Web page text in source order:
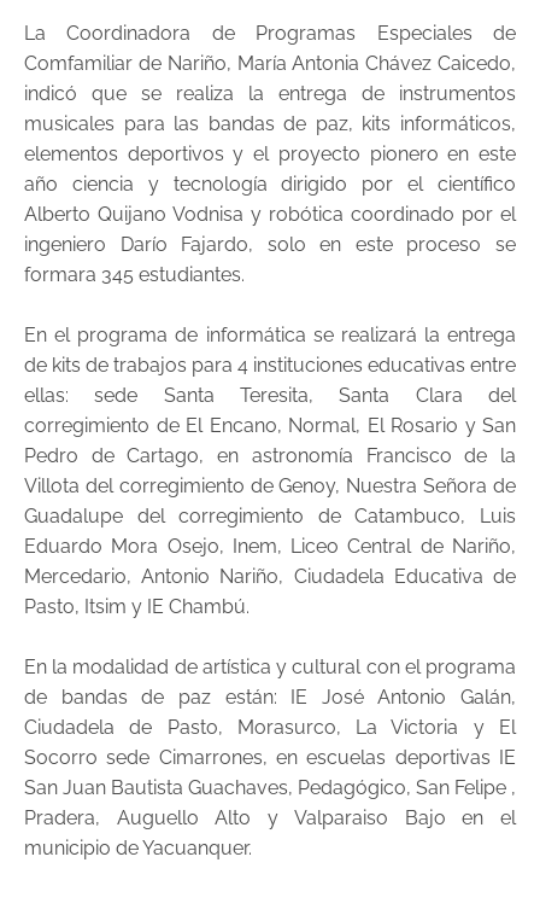
La Coordinadora de Programas Especiales de
Comfamiliar de Nariño, María Antonia Chávez Caicedo,
indicó que se realiza la entrega de instrumentos
musicales para las bandas de paz, kits informáticos,
elementos deportivos y el proyecto pionero en este
año ciencia y tecnología dirigido por el científico
Alberto Quijano Vodnisa y robótica coordinado por el
ingeniero Darío Fajardo, solo en este proceso se
formara 345 estudiantes.
En el programa de informática se realizará la entrega
de kits de trabajos para 4 instituciones educativas entre
ellas: sede Santa Teresita, Santa Clara del
corregimiento de El Encano, Normal, El Rosario y San
Pedro de Cartago, en astronomía Francisco de la
Villota del corregimiento de Genoy, Nuestra Señora de
Guadalupe del corregimiento de Catambuco, Luis
Eduardo Mora Osejo, Inem, Liceo Central de Nariño,
Mercedario, Antonio Nariño, Ciudadela Educativa de
Pasto, Itsim y IE Chambú.
En la modalidad de artística y cultural con el programa
de bandas de paz están: IE José Antonio Galán,
Ciudadela de Pasto, Morasurco, La Victoria y El
Socorro sede Cimarrones, en escuelas deportivas IE
San Juan Bautista Guachaves, Pedagógico, San Felipe ,
Pradera, Auguello Alto y Valparaiso Bajo en el
municipio de Yacuanquer.